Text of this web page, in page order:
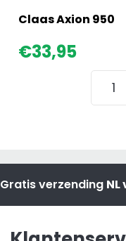
Claas Axion 950
€33,95
Claas
Axion
Gratis verzending